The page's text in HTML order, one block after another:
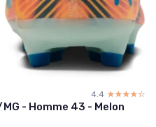
4.4 ☆☆☆☆☆
★★★★★
- Homme 43 - Melon